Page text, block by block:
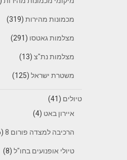
מכמונות מהירות(319)
מצלמות גאטסו (291)
מצלמות נת"צ(13)
משטרת ישראל(125)
טיולים (41)
איירון באט (4)
הרכיבה למצדה פורום 8 (16)
טיולי אופנועים בחו"ל(8)